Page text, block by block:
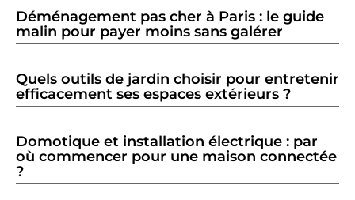
Déménagement pas cher à Paris : le guide
malin pour payer moins sans galérer
Quels outils de jardin choisir pour entretenir
efficacement ses espaces extérieurs ?
Domotique et installation électrique : par
où commencer pour une maison connectée
?